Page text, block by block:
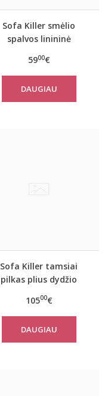
Sofa Killer smėlio
spalvos linininė
5900€
DAUGIAU
Sofa Killer tamsiai
pilkas plius dydžio
10500€
DAUGIAU